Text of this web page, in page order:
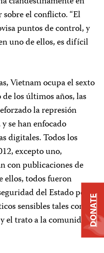
el conflicto. “El
puntos de control, y
uno de ellos, es difícil
Vietnam ocupa el sexto
los últimos años, las
la represión
se han enfocado
digitales. Todos los
excepto uno,
con publicaciones de
ellos, todos fueron
del Estado por
sensibles tales como
el trato a la comunidadDONATE